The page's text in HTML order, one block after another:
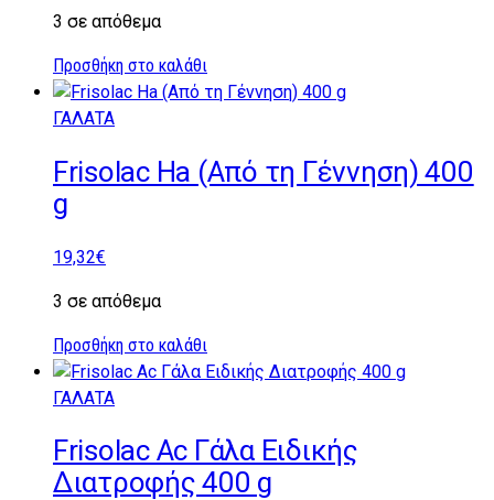
3 σε απόθεμα
Προσθήκη στο καλάθι
ΓΑΛΑΤΑ
Frisolac Ha (Από τη Γέννηση) 400
g
19,32€
3 σε απόθεμα
Προσθήκη στο καλάθι
ΓΑΛΑΤΑ
Frisolac Ac Γάλα Ειδικής
Διατροφής 400 g